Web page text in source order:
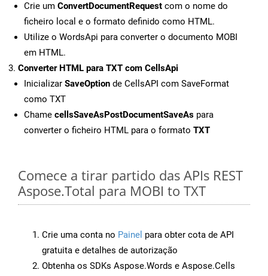
Crie um ConvertDocumentRequest com o nome do
ficheiro local e o formato definido como HTML.
Utilize o WordsApi para converter o documento MOBI
em HTML.
Converter HTML para TXT com CellsApi
Inicializar SaveOption de CellsAPI com SaveFormat
como TXT
Chame cellsSaveAsPostDocumentSaveAs para
converter o ficheiro HTML para o formato TXT
Comece a tirar partido das APIs REST
Aspose.Total para MOBI to TXT
Crie uma conta no Painel para obter cota de API
gratuita e detalhes de autorização
Obtenha os SDKs Aspose.Words e Aspose.Cells